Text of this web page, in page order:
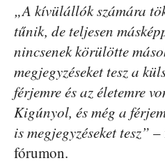
„A kívülállók számára
tűnik, de teljesen
nincsenek körülötte
megjegyzéseket tesz a
férjemre és az életemre
Kigúnyol, és még a
is megjegyzéseket tesz” –
fórumon.